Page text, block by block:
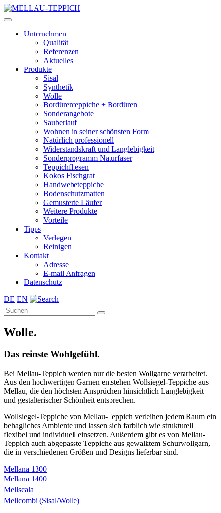
Unternehmen
Qualität
Referenzen
Aktuelles
Produkte
Sisal
Synthetik
Wolle
Bordürenteppiche + Bordüren
Sonderangebote
Sauberlauf
Wohnen in seiner schönsten Form
Natürlich professionell
Widerstandskraft und Langlebigkeit
Sonderprogramm Naturfaser
Teppichfliesen
Kokos Fischgrat
Handwebeteppiche
Bodenschutzmatten
Gemusterte Läufer
Weitere Produkte
Vorteile
Tipps
Verlegen
Reinigen
Kontakt
Adresse
E-mail Anfragen
Datenschutz
DE EN
Wolle.
Das reinste Wohlgefühl.
Bei Mellau-Teppich werden nur die besten Wollgarne verarbeitet.
Aus den hochwertigen Garnen entstehen Wollsiegel-Teppiche aus
Mellau, die den höchsten Ansprüchen hinsichtlich Langlebigkeit
und gestalterischer Schönheit entsprechen.
Wollsiegel-Teppiche von Mellau-Teppich verleihen jedem Raum ein
behagliches Ambiente und lassen sich farblich wie strukturell
flexibel und individuell einsetzen. Außerdem gibt es von Mellau-
Teppich auch abgepasste Teppiche aus gewalktem Schurwollgarn,
die in verschiedenen Größen und Designs lieferbar sind.
Mellana 1300
Mellana 1400
Mellscala
Mellcombi (Sisal/Wolle)